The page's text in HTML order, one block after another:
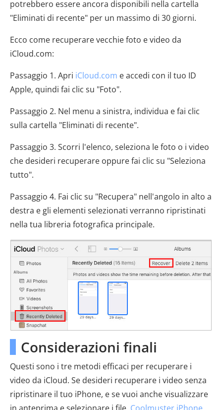
potrebbero essere ancora disponibili nella cartella
"Eliminati di recente" per un massimo di 30 giorni.
Ecco come recuperare vecchie foto e video da
iCloud.com:
Passaggio 1. Apri iCloud.com e accedi con il tuo ID
Apple, quindi fai clic su "Foto".
Passaggio 2. Nel menu a sinistra, individua e fai clic
sulla cartella "Eliminati di recente".
Passaggio 3. Scorri l'elenco, seleziona le foto o i video
che desideri recuperare oppure fai clic su "Seleziona
tutto".
Passaggio 4. Fai clic su "Recupera" nell'angolo in alto a
destra e gli elementi selezionati verranno ripristinati
nella tua libreria fotografica principale.
Considerazioni finali
Questi sono i tre metodi efficaci per recuperare i
video da iCloud. Se desideri recuperare i video senza
ripristinare il tuo iPhone, e se vuoi anche visualizzare
in anteprima e selezionare i file, Coolmuster iPhone